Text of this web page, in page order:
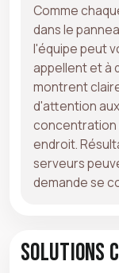
Comme
dans le
l'équipe peut
appellent et à
montrent
d'attention
concentration
endroit.
serveurs
demande se
Solutions